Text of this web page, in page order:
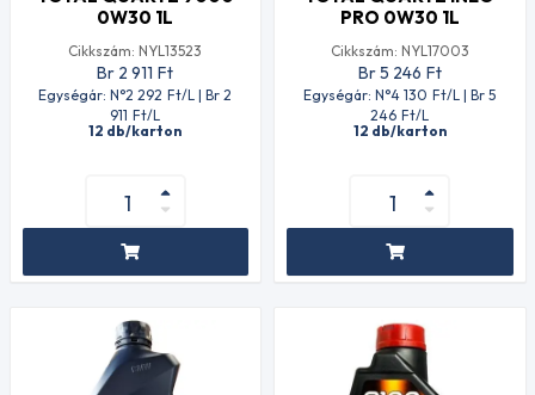
0W30 1L
Cikkszám: NYL13523
Br 2 911 Ft
Egységár: N°2 292 Ft/L | Br 2
911 Ft/L
12 db/karton
PRO 0W30 1L
Cikkszám: NYL17003
Br 5 246 Ft
Egységár: N°4 130 Ft/L | Br 5
246 Ft/L
12 db/karton